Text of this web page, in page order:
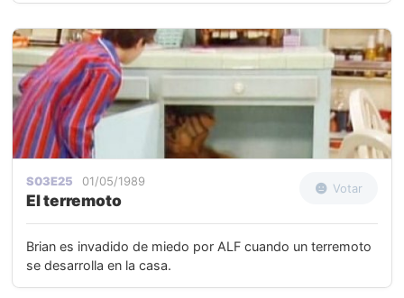
S03E25 01/05/1989
El terremoto
Votar
Brian es invadido de miedo por ALF cuando un terremoto
se desarrolla en la casa.